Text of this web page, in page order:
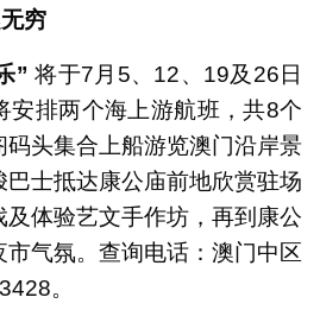
穷
” 将于7月5、12、19及26日
安排两个海上游航班，共8个
头集合上船游览澳门沿岸景
士抵达康公庙前地欣赏驻场
体验艺文手作坊，再到康公
气氛。查询电话：澳门中区
。